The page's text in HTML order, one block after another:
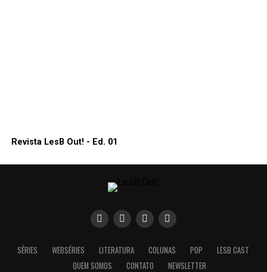
Revista LesB Out! - Ed. 01
SÉRIES WEBSÉRIES LITERATURA COLUNAS POP
LESB CAST
QUEM SOMOS
CONTATO NEWSLETTER